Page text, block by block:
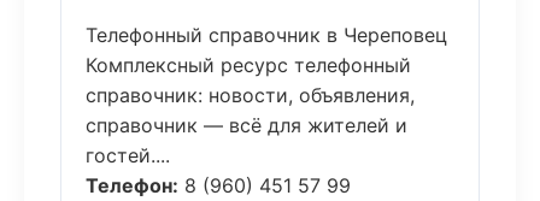
Телефонный справочник в Череповец
Комплексный ресурс телефонный
справочник: новости, объявления,
справочник — всё для жителей и
гостей....
Телефон: 8 (960) 451 57 99